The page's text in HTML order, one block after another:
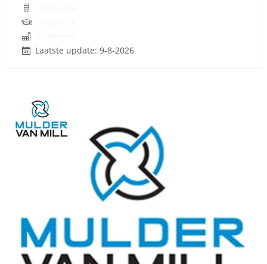
Laatste update: 9-8-2026